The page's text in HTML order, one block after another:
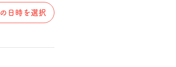
日時を選択